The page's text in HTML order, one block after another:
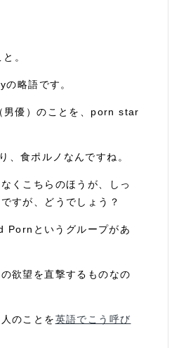
。
略語です。
男優）のことを、porn star
食ポルノなんですね。
くこちらのほうが、しっ
すが、どうでしょう？
Pornというグループがあ
欲望を直撃するものなの
のことを英語でこう呼び